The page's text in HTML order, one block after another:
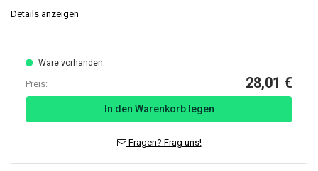
Details anzeigen
Ware vorhanden.
Preis: 28,01 €
In den Warenkorb legen
Fragen? Frag uns!